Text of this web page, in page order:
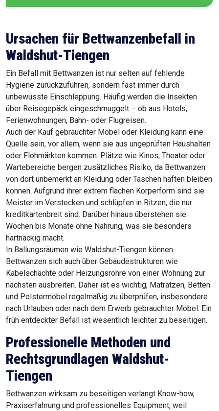
Ursachen für Bettwanzenbefall in
Waldshut-Tiengen
Ein Befall mit Bettwanzen ist nur selten auf fehlende
Hygiene zurückzuführen, sondern fast immer durch
unbewusste Einschleppung. Häufig werden die Insekten
über Reisegepäck eingeschmuggelt – ob aus Hotels,
Ferienwohnungen, Bahn- oder Flugreisen.
Auch der Kauf gebrauchter Möbel oder Kleidung kann eine
Quelle sein, vor allem, wenn sie aus ungeprüften Haushalten
oder Flohmärkten kommen. Plätze wie Kinos, Theater oder
Wartebereiche bergen zusätzliches Risiko, da Bettwanzen
von dort unbemerkt an Kleidung oder Taschen haften bleiben
können. Aufgrund ihrer extrem flachen Körperform sind sie
Meister im Verstecken und schlüpfen in Ritzen, die nur
kreditkartenbreit sind. Darüber hinaus überstehen sie
Wochen bis Monate ohne Nahrung, was sie besonders
hartnäckig macht.
In Ballungsräumen wie Waldshut-Tiengen können
Bettwanzen sich auch über Gebäudestrukturen wie
Kabelschächte oder Heizungsrohre von einer Wohnung zur
nächsten ausbreiten. Daher ist es wichtig, Matratzen, Betten
und Polstermöbel regelmäßig zu überprüfen, insbesondere
nach Urlauben oder nach dem Erwerb gebrauchter Möbel. Ein
früh entdeckter Befall ist wesentlich leichter zu beseitigen.
Professionelle Methoden und
Rechtsgrundlagen Waldshut-
Tiengen
Bettwanzen wirksam zu beseitigen verlangt Know-how,
Praxiserfahrung und professionelles Equipment, weil